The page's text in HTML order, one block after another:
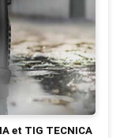
et TIG TECNICA